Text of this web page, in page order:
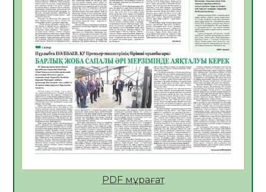
Мектептен – Ұлттық ұлан сапына
04.08.2026
36
Үкіметтік емес ұйымдарға арналған
сыйлықақы конкурсына өтінім қабылдау
басталды
04.08.2026
40
Үкіметте Президенттің отандық тауарды
қолдау жөніндегі тапсырмаларының
жүзеге асырылу барысы қаралуда
Жазғы лагерьде оқушылармен
PDF мұрағат